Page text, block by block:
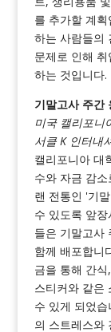
를 추가할 계
하는 사람들의
문제로 인해
하는 것입니다.
기말고사 주간
미국 캘리포니
서클 K 인터내
캘리포니아 대
수와 자금 감
랜 전통인 '기
수 있도록 앞
들은 기말고사
함께 배포합니
금을 통해 간
스티커와 같은
수 있게 되었
의 스트레스와